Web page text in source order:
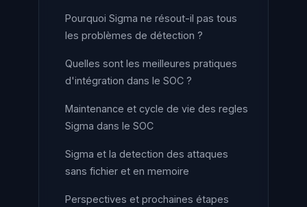
Pourquoi Sigma ne résout-il pas tous
les problèmes de détection ?
Quelles sont les meilleures pratiques
d'intégration dans le SOC ?
Maintenance et cycle de vie des regles
Sigma dans le SOC
Sigma et la detection des attaques
sans fichier et en memoire
Perspectives et prochaines étapes